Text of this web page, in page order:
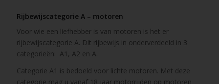
Rijbewijscategorie A – motoren
Voor wie een liefhebber is van motoren is het er
rijbewijscategorie A. Dit rijbewijs in onderverdeeld in 3
categorieën: A1, A2 en A.
Categorie A1 is bedoeld voor lichte motoren. Met deze
categorie mag u vanaf 18 jaar motorrijden op motoren